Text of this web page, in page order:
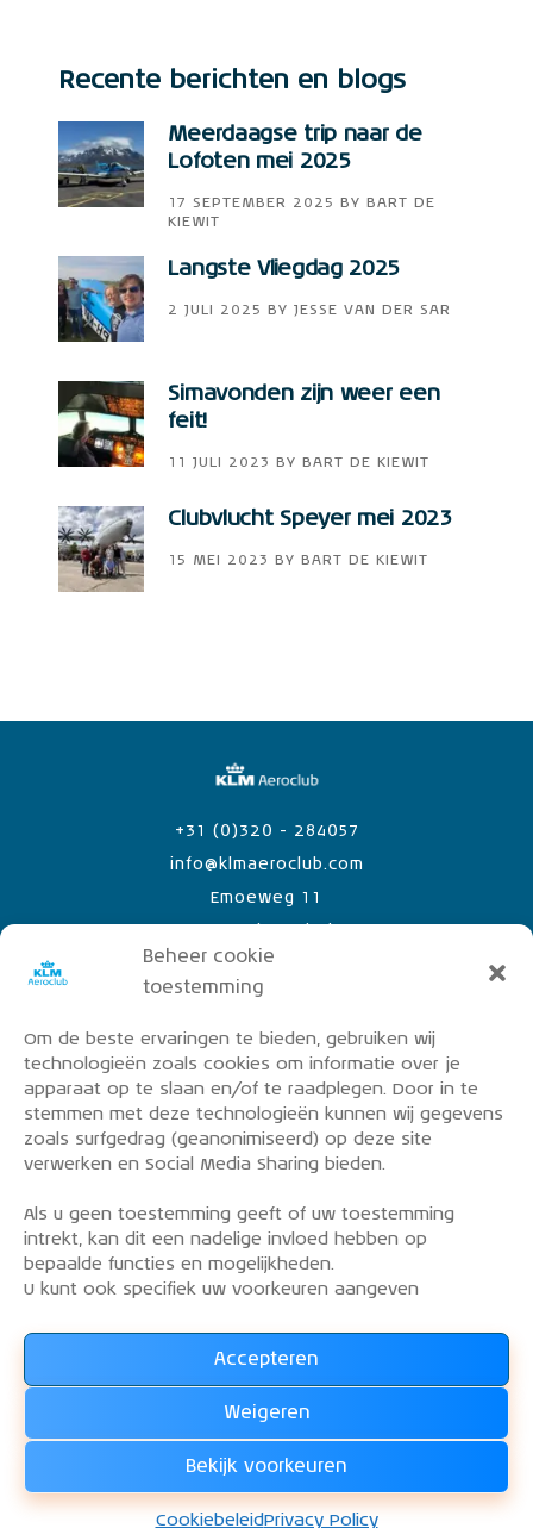
Beheer cookie
toestemming
Om de beste ervaringen te bieden, gebruiken wij
technologieën zoals cookies om informatie over je
apparaat op te slaan en/of te raadplegen. Door in te
stemmen met deze technologieën kunnen wij gegevens
zoals surfgedrag (geanonimiseerd) op deze site
verwerken en Social Media Sharing bieden.
Als u geen toestemming geeft of uw toestemming
intrekt, kan dit een nadelige invloed hebben op
bepaalde functies en mogelijkheden.
U kunt ook specifiek uw voorkeuren aangeven
Accepteren
Weigeren
Bekijk voorkeuren
Cookiebeleid Privacy Policy
Recente berichten en blogs
Meerdaagse trip naar de
Lofoten mei 2025
17 SEPTEMBER 2025 BY
BART DE
KIEWIT
Langste Vliegdag 2025
2 JULI 2025 BY JESSE VAN DER SAR
Simavonden zijn weer een
feit!
11 JULI 2023 BY BART DE KIEWIT
Clubvlucht Speyer mei 2023
15 MEI 2023 BY BART DE KIEWIT
Emoeweg 11
info@klmaeroclub.com
+31 (0)320 - 284057
PRIVACY POLICY
OVER DE KLM AEROCLUB
VLIEGLESSEN
VLOOT
Word lid van de KLM Aeroclub. Basis lid, simulator
lid of vliegend lid. Ook niet KLM-ers zijn welkom!
Lees alles over het lidmaatschap van de KLM Aeroclub
WORD LID !!!
© 2026. Alle rechten voorbehouden.